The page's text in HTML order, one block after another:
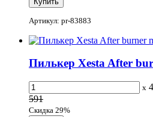
Артикул: pr-83883
Пилькер Xesta After
x
591
Скидка 29%